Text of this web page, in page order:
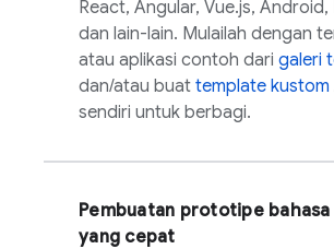
React, Angular, Vue.js, Android,
dan lain-lain. Mulailah dengan
atau aplikasi contoh dari galeri
dan/atau buat template kustom
sendiri untuk berbagi.
Pembuatan prototipe bahasa
yang cepat